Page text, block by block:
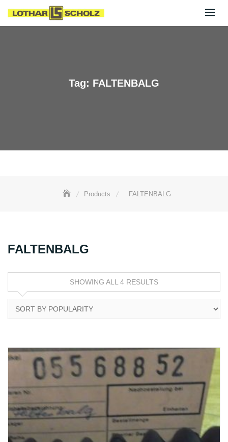
Tag: FALTENBALG
Products FALTENBALG
FALTENBALG
SHOWING ALL 4 RESULTS